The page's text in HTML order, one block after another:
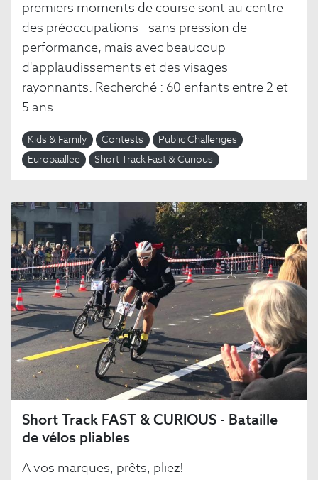
premiers moments de course sont au centre
des préoccupations - sans pression de
performance, mais avec beaucoup
d'applaudissements et des visages
rayonnants. Recherché : 60 enfants entre 2 et
5 ans
Kids & Family Contests
Public Challenges
Europaallee
Short Track Fast & Curious
Short Track FAST & CURIOUS - Bataille
de vélos pliables
A vos marques, prêts, pliez!